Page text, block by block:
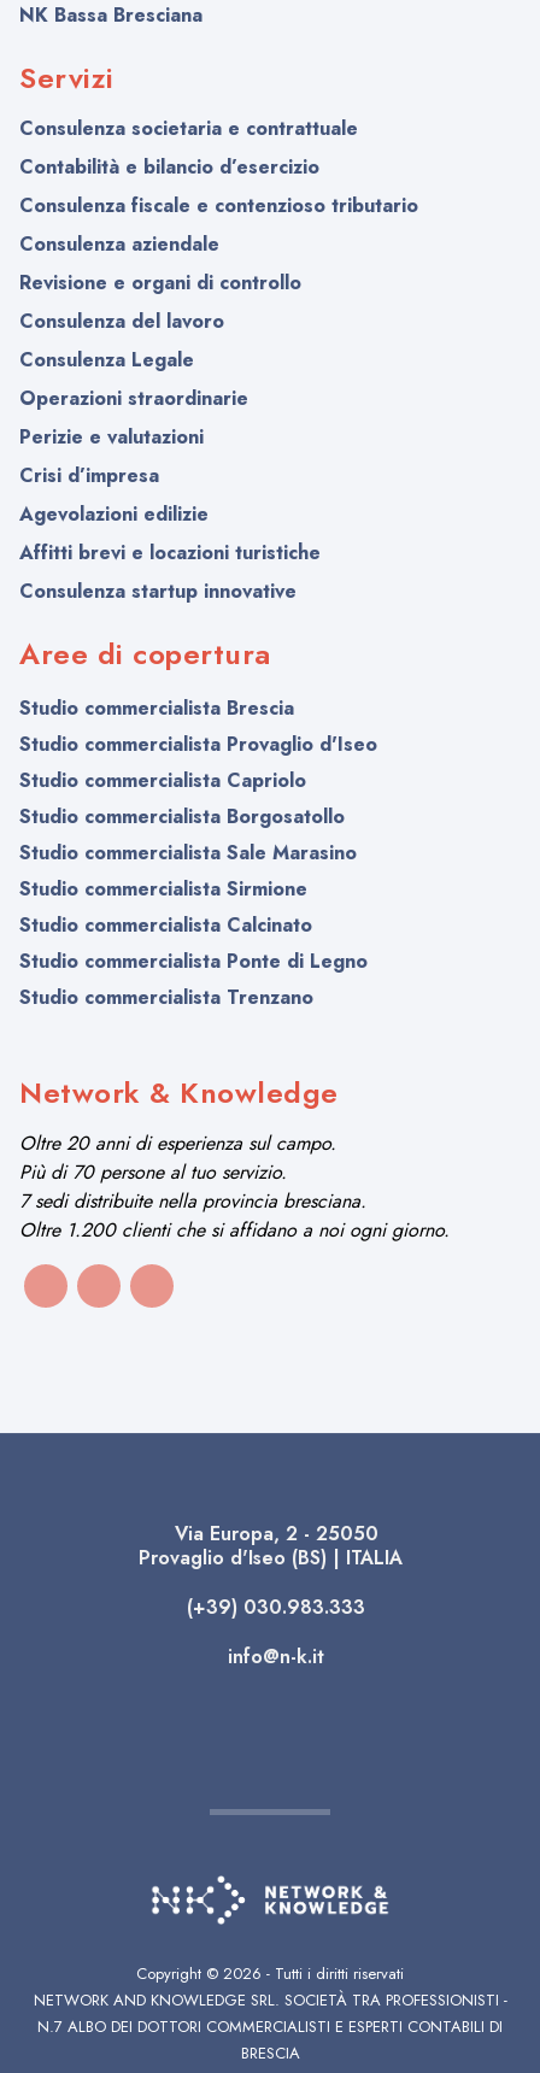
NK Bassa Bresciana
Servizi
Consulenza societaria e contrattuale
Contabilità e bilancio d’esercizio
Consulenza fiscale e contenzioso tributario
Consulenza aziendale
Revisione e organi di controllo
Consulenza del lavoro
Consulenza Legale
Operazioni straordinarie
Perizie e valutazioni
Crisi d’impresa
Agevolazioni edilizie
Affitti brevi e locazioni turistiche
Consulenza startup innovative
Aree di copertura
Studio commercialista Brescia
Studio commercialista Provaglio d'Iseo
Studio commercialista Capriolo
Studio commercialista Borgosatollo
Studio commercialista Sale Marasino
Studio commercialista Sirmione
Studio commercialista Calcinato
Studio commercialista Ponte di Legno
Studio commercialista Trenzano
Network & Knowledge
Oltre 20 anni di esperienza sul campo.
Più di 70 persone al tuo servizio.
7 sedi distribuite nella provincia bresciana.
Oltre 1.200 clienti che si affidano a noi ogni giorno.
Via Europa, 2 - 25050
Provaglio d'Iseo (BS) | ITALIA
(+39) 030.983.333
info@n-k.it
Copyright © 2026 - Tutti i diritti riservati
NETWORK AND KNOWLEDGE SRL. SOCIETÀ TRA PROFESSIONISTI -
N.7 ALBO DEI DOTTORI COMMERCIALISTI E ESPERTI CONTABILI DI
BRESCIA